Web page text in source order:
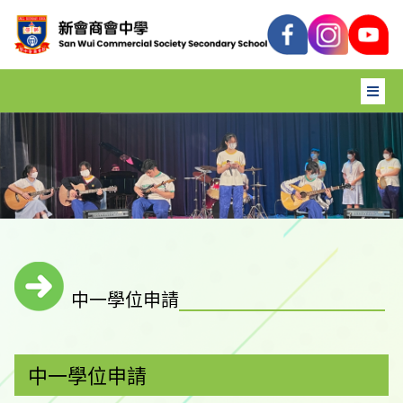
中一學位申請
中一學位申請